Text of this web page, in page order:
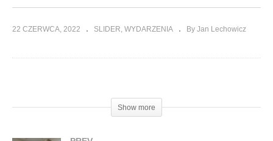
22 CZERWCA, 2022 SLIDER WYDARZENIA By Jan Lechowicz
Show more